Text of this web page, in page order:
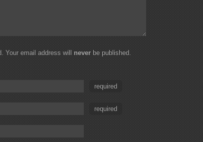
Your email address will never be published.
required
required